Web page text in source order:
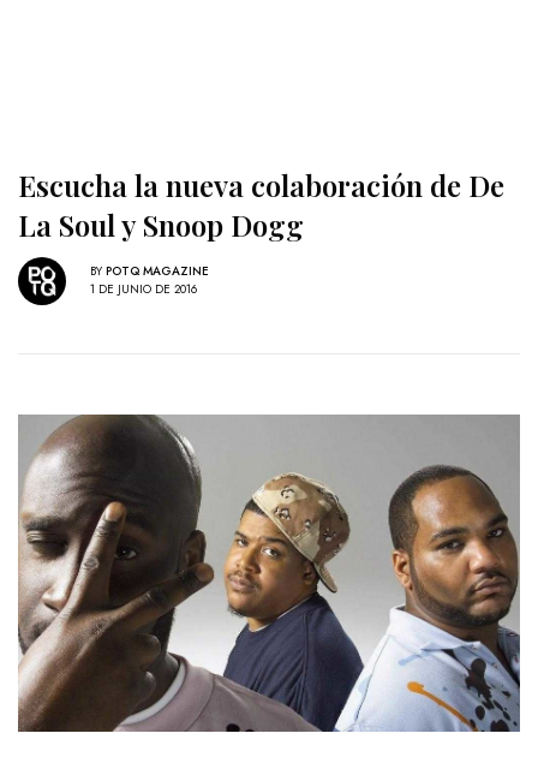
Escucha la nueva colaboración de De
La Soul y Snoop Dogg
BY POTQ MAGAZINE
1 DE JUNIO DE 2016